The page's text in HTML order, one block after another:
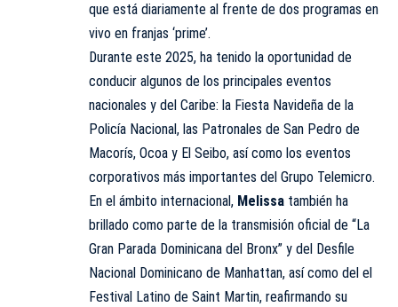
que está diariamente al frente de dos programas en
vivo en franjas ‘prime’.
Durante este 2025, ha tenido la oportunidad de
conducir algunos de los principales eventos
nacionales y del Caribe: la Fiesta Navideña de la
Policía Nacional, las Patronales de San Pedro de
Macorís, Ocoa y El Seibo, así como los eventos
corporativos más importantes del Grupo Telemicro.
En el ámbito internacional, Melissa también ha
brillado como parte de la transmisión oficial de “La
Gran Parada Dominicana del Bronx” y del Desfile
Nacional Dominicano de Manhattan, así como del el
Festival Latino de Saint Martin, reafirmando su